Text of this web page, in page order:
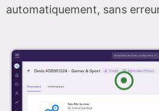
automatiquement, sans